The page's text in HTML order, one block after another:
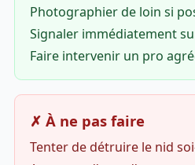
Photographier de loin si
Signaler immédiatement
Faire intervenir un pro
✗ À ne pas faire
Tenter de détruire le nid